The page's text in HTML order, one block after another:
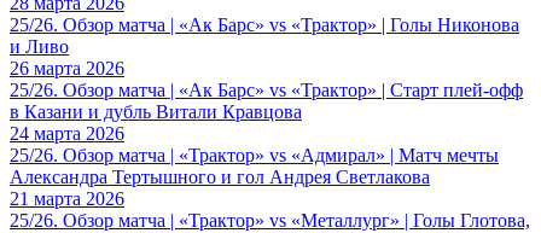
25/26. Обзор матча | «Ак Барс» vs «Трактор» | Голы Никонова
и Ливо
26 марта 2026
25/26. Обзор матча | «Ак Барс» vs «Трактор» | Старт плей-офф
в Казани и дубль Витали Кравцова
24 марта 2026
25/26. Обзор матча | «Трактор» vs «Адмирал» | Матч мечты
Александра Тертышного и гол Андрея Светлакова
21 марта 2026
25/26. Обзор матча | «Трактор» vs «Металлург» | Голы Глотова,